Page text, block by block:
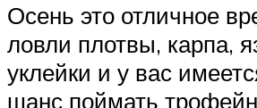
Осень это отличное
ловли плотвы, карпа,
уклейки и у вас
шанс поймать